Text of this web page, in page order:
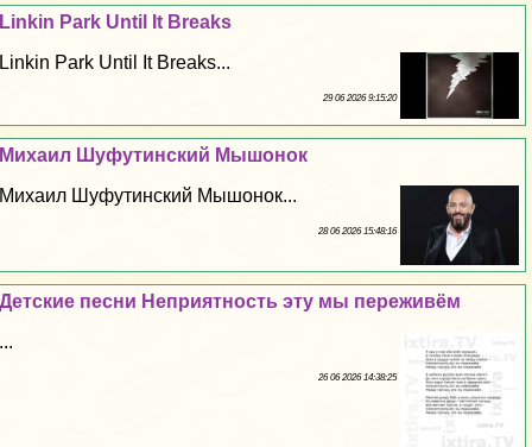
Linkin Park Until It Breaks
Linkin Park Until It Breaks...
29 06 2026 9:15:20
Михаил Шуфутинский Мышонок
Михаил Шуфутинский Мышонок...
28 06 2026 15:48:16
Детские песни Неприятность эту мы переживём
...
26 06 2026 14:38:25